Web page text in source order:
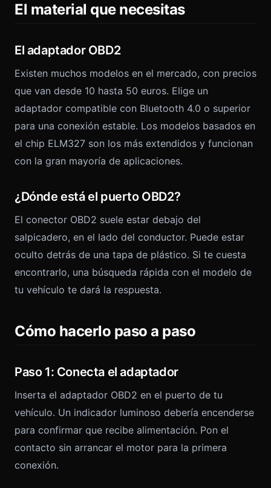
El material que necesitas
El adaptador OBD2
Existen muchos modelos en el mercado, con precios
que van desde 10 hasta 50 euros. Elige un
adaptador compatible con Bluetooth 4.0 o superior
para una conexión estable. Los modelos basados en
el chip ELM327 son los más extendidos y funcionan
con la gran mayoría de aplicaciones.
¿Dónde está el puerto OBD2?
El conector OBD2 suele estar debajo del
salpicadero, en el lado del conductor. Puede estar
oculto detrás de una tapa de plástico. Si te cuesta
encontrarlo, una búsqueda rápida con el modelo de
tu vehículo te dará la respuesta.
Cómo hacerlo paso a paso
Paso 1: Conecta el adaptador
Inserta el adaptador OBD2 en el puerto de tu
vehículo. Un indicador luminoso debería encenderse
para confirmar que recibe alimentación. Pon el
contacto sin arrancar el motor para la primera
conexión.